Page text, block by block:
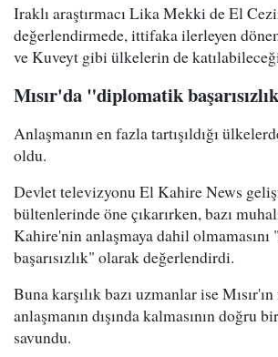
Iraklı araştırmacı Lika Mekki de El
değerlendirmede, ittifaka ilerleyen
ve Kuveyt gibi ülkelerin de
Mısır'da "diplomatik
Anlaşmanın en fazla tartışıldığı
oldu.
Devlet televizyonu El Kahire News
bültenlerinde öne çıkarırken, bazı
Kahire'nin anlaşmaya dahil
başarısızlık" olarak değerlendirdi.
Buna karşılık bazı uzmanlar ise
anlaşmanın dışında kalmasının doğru
savundu.